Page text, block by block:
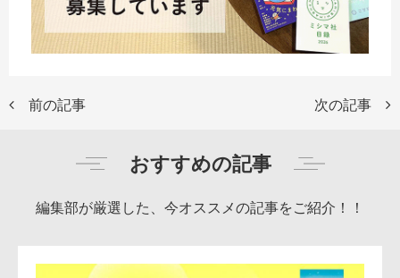
前の記事 次の記事
おすすめの記事
編集部が厳選した、今オススメの記事をご紹介！！